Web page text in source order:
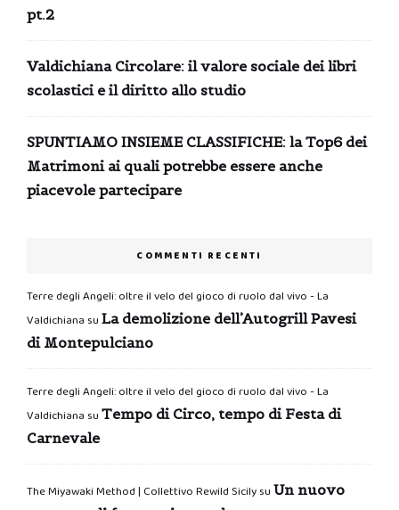
pt.2
Valdichiana Circolare: il valore sociale dei libri
scolastici e il diritto allo studio
SPUNTIAMO INSIEME CLASSIFICHE: la Top6 dei
Matrimoni ai quali potrebbe essere anche
piacevole partecipare
COMMENTI RECENTI
Terre degli Angeli: oltre il velo del gioco di ruolo dal vivo - La
Valdichiana su La demolizione dell’Autogrill Pavesi
di Montepulciano
Terre degli Angeli: oltre il velo del gioco di ruolo dal vivo - La
Valdichiana su Tempo di Circo, tempo di Festa di
Carnevale
The Miyawaki Method | Collettivo Rewild Sicilysu Un nuovo